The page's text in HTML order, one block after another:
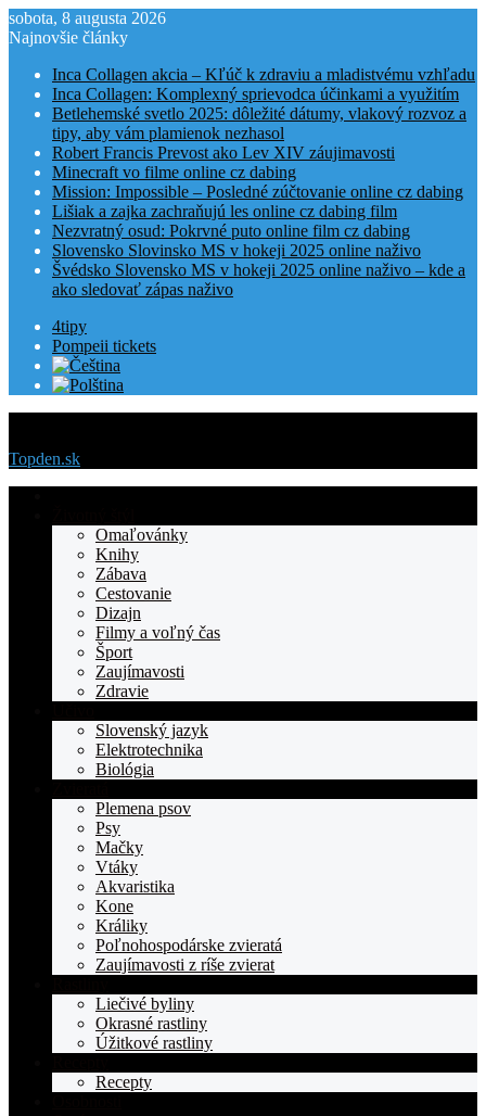
sobota, 8 augusta 2026
Najnovšie články
Inca Collagen akcia – Kľúč k zdraviu a mladistvému vzhľadu
Inca Collagen: Komplexný sprievodca účinkami a využitím
Betlehemské svetlo 2025: dôležité dátumy, vlakový rozvoz a
tipy, aby vám plamienok nezhasol
Robert Francis Prevost ako Lev XIV záujimavosti
Minecraft vo filme online cz dabing
Mission: Impossible – Posledné zúčtovanie online cz dabing
Lišiak a zajka zachraňujú les online cz dabing film
Nezvratný osud: Pokrvné puto online film cz dabing
Slovensko Slovinsko MS v hokeji 2025 online naživo
Švédsko Slovensko MS v hokeji 2025 online naživo – kde a
ako sledovať zápas naživo
4tipy
Pompeii tickets
Topden.sk
TOPden.skOmaľovánky
Knihy
Zábava
Cestovanie
Dizajn
Filmy a voľný čas
Šport
Zaujímavosti
Zdravie
Slovenský jazyk
Elektrotechnika
Biológia
Plemena psov
Psy
Mačky
Vtáky
Akvaristika
Kone
Králiky
Poľnohospodárske zvieratá
Zaujímavosti z ríše zvierat
Liečivé byliny
Okrasné rastliny
Úžitkové rastliny
Recepty